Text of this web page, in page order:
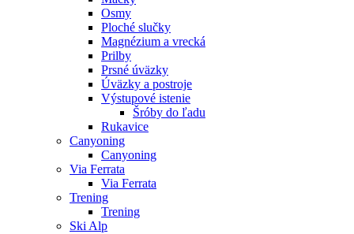
Osmy
Ploché slučky
Magnézium a vrecká
Prilby
Prsné úväzky
Úväzky a postroje
Výstupové istenie
Šróby do ľadu
Rukavice
Canyoning
Canyoning
Via Ferrata
Via Ferrata
Trening
Trening
Ski Alp